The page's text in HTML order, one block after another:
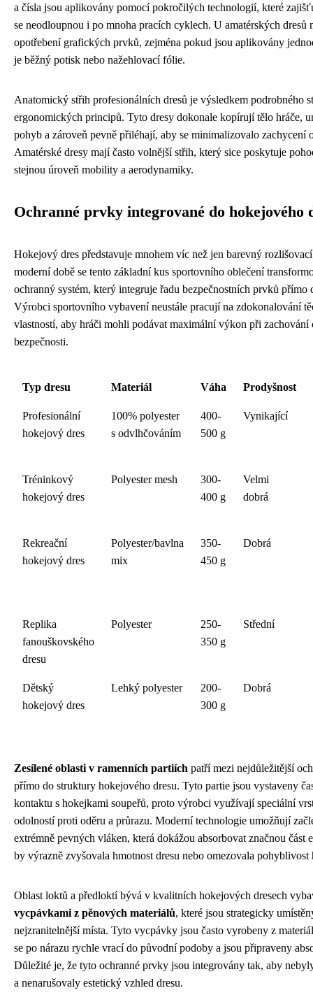
a čísla jsou aplikovány pomocí pokročilých technologií, které
se neodloupnou i po mnoha pracích cyklech. U amatérských
opotřebení grafických prvků, zejména pokud jsou aplikovány
je běžný potisk nebo nažehlovací fólie.
Anatomický střih profesionálních dresů je výsledkem podrobného
ergonomických principů. Tyto dresy dokonale kopírují tělo hráče,
pohyb a zároveň pevně přiléhají, aby se minimalizovalo zachycení
Amatérské dresy mají často volnější střih, který sice poskytuje
stejnou úroveň mobility a aerodynamiky.
Ochranné prvky integrované do hokejového
Hokejový dres představuje mnohem víc než jen barevný
moderní době se tento základní kus sportovního oblečení
ochranný systém, který integruje řadu bezpečnostních prvků přímo
Výrobci sportovního vybavení neustále pracují na zdokonalování
vlastností, aby hráči mohli podávat maximální výkon při zachování
bezpečnosti.
Typ dresu Materiál Váha Prodyšnost
Profesionální
hokejový dres
100% polyester
s odvlhčováním
400-
500 g
Vynikající
Tréninkový
hokejový dres
Polyester mesh
300-
400 g
Velmi
dobrá
Rekreační
hokejový dres
Polyester/bavlna
mix
350-
450 g
Dobrá
Replika
fanouškovského
dresu
Polyester
250-
350 g
Střední
Dětský
hokejový dres
Lehký polyester
200-
300 g
Dobrá
Zesílené oblasti v ramenních partiích patří mezi nejdůležitější
přímo do struktury hokejového dresu. Tyto partie jsou vystaveny
kontaktu s hokejkami soupeřů, proto výrobci využívají speciální
odolností proti oděru a průrazu. Moderní technologie umožňují
extrémně pevných vláken, která dokážou absorbovat značnou část
by výrazně zvyšovala hmotnost dresu nebo omezovala pohyblivost
Oblast loktů a předloktí bývá v kvalitních hokejových dresech
vycpávkami z pěnových materiálů, které jsou strategicky
nejzranitelnější místa. Tyto vycpávky jsou často vyrobeny z
se po nárazu rychle vrací do původní podoby a jsou připraveny
Důležité je, že tyto ochranné prvky jsou integrovány tak, aby
a nenarušovaly estetický vzhled dresu.